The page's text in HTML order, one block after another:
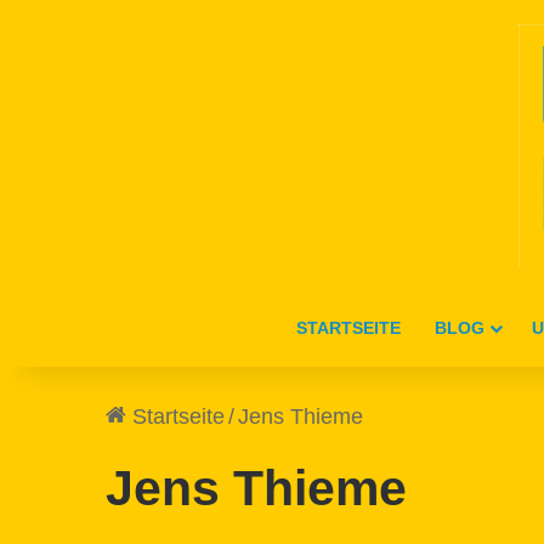
STARTSEITE BLOG
Startseite/Jens Thieme
Jens Thieme